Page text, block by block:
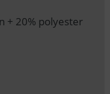
+ 20% polyester